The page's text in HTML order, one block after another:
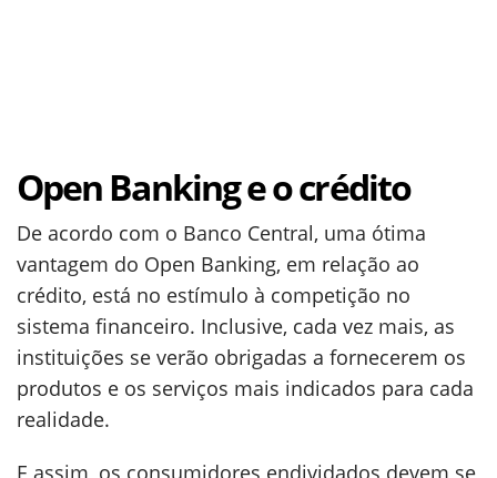
Open Banking e o crédito
De acordo com o Banco Central, uma ótima
vantagem do Open Banking, em relação ao
crédito, está no estímulo à competição no
sistema financeiro. Inclusive, cada vez mais, as
instituições se verão obrigadas a fornecerem os
produtos e os serviços mais indicados para cada
realidade.
E assim, os consumidores endividados devem se